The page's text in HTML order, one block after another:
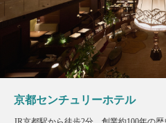
京都センチュリーホテル